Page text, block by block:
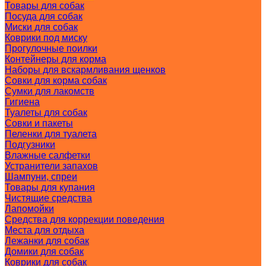
Товары для собак
Посуда для собак
Миски для собак
Коврики под миску
Прогулочные поилки
Контейнеры для корма
Наборы для вскармливания щенков
Совки для корма собак
Сумки для лакомств
Гигиена
Туалеты для собак
Совки и пакеты
Пеленки для туалета
Подгузники
Влажные салфетки
Устранители запахов
Шампуни, спреи
Товары для купания
Чистящие средства
Лапомойки
Средства для коррекции поведения
Места для отдыха
Лежанки для собак
Домики для собак
Коврики для собак